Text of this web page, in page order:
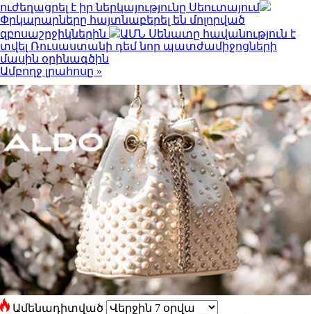
ուժեղացրել է իր ներկայությունը Սեուտայում
Փրկարարները հայտնաբերել են մոլորված
զբոսաշրջիկներին
ԱՄՆ Սենատը հավանություն է
տվել Ռուսաստանի դեմ նոր պատժամիջոցների
մասին օրինագծին
Ամբողջ լրահոսը »
Ամենադիտված